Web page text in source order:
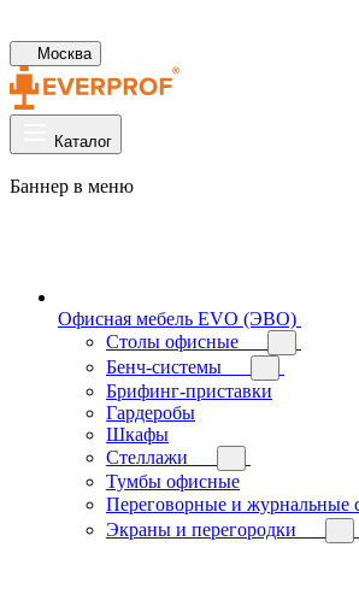
Москва
Каталог
Баннер в меню
Офисная мебель EVO (ЭВО)
Cтолы офисные
Бенч-системы
Брифинг-приставки
Гардеробы
Шкафы
Стеллажи
Тумбы офисные
Переговорные и журнальные
Экраны и перегородки